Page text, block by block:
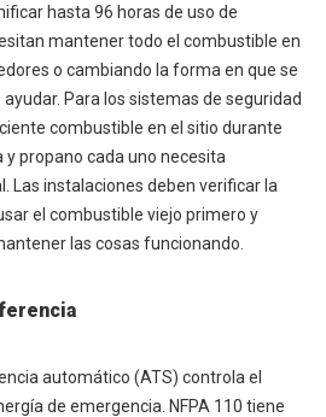
hasta 96 horas de uso de
mantener todo el combustible en
o cambiando la forma en que se
Para los sistemas de seguridad
combustible en el sitio durante
y propano cada uno necesita
Las instalaciones deben verificar la
el combustible viejo primero y
las cosas funcionando.
automático (ATS) controla el
de emergencia. NFPA 110 tiene